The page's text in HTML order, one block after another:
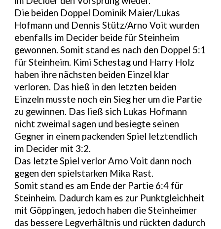
Die beiden Doppel Dominik Maier/Lukas
Hofmann und Dennis Stütz/Arno Voit wurden
ebenfalls im Decider beide für Steinheim
gewonnen. Somit stand es nach den Doppel 5:1
für Steinheim. Kimi Schestag und Harry Holz
haben ihre nächsten beiden Einzel klar
verloren. Das hieß in den letzten beiden
Einzeln musste noch ein Sieg her um die Partie
zu gewinnen. Das ließ sich Lukas Hofmann
nicht zweimal sagen und besiegte seinen
Gegner in einem packenden Spiel letztendlich
im Decider mit 3:2.
Das letzte Spiel verlor Arno Voit dann noch
gegen den spielstarken Mika Rast.
Somit stand es am Ende der Partie 6:4 für
Steinheim. Dadurch kam es zur Punktgleichheit
mit Göppingen, jedoch haben die Steinheimer
das bessere Legverhältnis und rückten dadurch